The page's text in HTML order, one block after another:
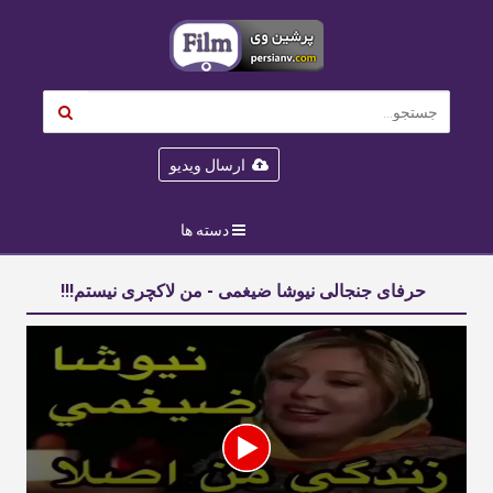
ارسال ویدیو
دسته ها
حرفای جنجالی نیوشا ضیغمی - من لاکچری نیستم!!!